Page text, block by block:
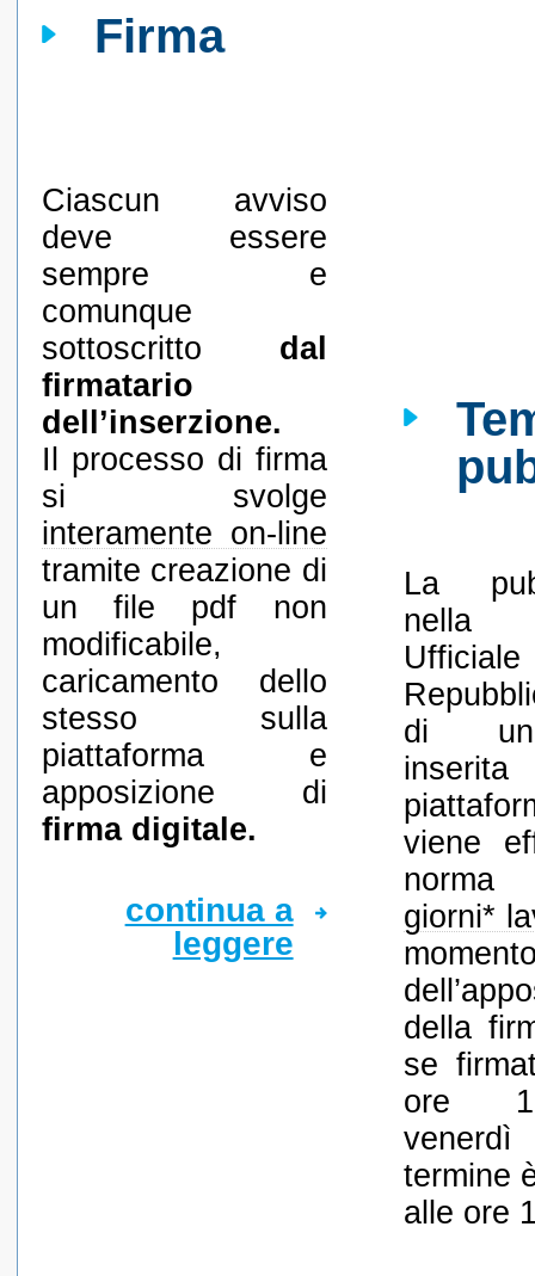
Firma
Ciascun avviso
deve essere
sempre e
comunque
sottoscritto dal
firmatario
dell’inserzione.
Il processo di firma
si svolge
interamente on-line
tramite creazione di
un file pdf non
modificabile,
caricamento dello
stesso sulla
piattaforma e
apposizione di
firma digitale.
continua a
leggere
La
nella
di
viene
giorni*
della
se
ore
termine
alle ore